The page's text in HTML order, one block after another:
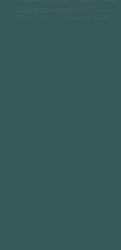
Time : 0.041s | 14 Queries | GZIP : On